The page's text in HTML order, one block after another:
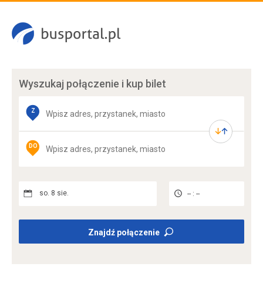
Wyszukaj połączenie i kup bilet
Z
DO
so. 8 sie. -- : --
Znajdź połączenie